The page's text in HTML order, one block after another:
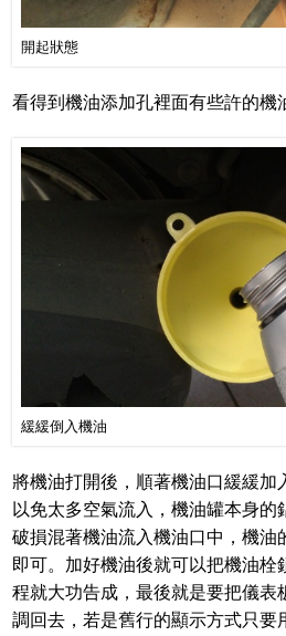
開起狀態
看得到機油添加孔裡面有些許的機
緩緩倒入機油
將機油打開後，順著機油口緩緩加
以免太多空氣流入，機油罐本身
破損混著機油流入機油口中，機油
即可。加好機油後就可以把機油栓
程就大功告成，最後就是要把儀表
調回去，若是舊行的顯示方式只要